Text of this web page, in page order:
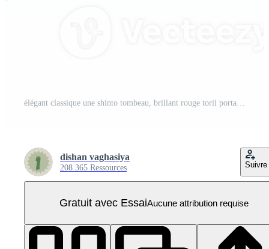
élégant classique une shinto tombeau, brillant rouge torii portail, serein forêt paramètre, pacifique, spirituel style détaillé PNG Pro
dishan vaghasiya
208 365 Ressources Suivre
Gratuit avec EssaiAucune attribution requise